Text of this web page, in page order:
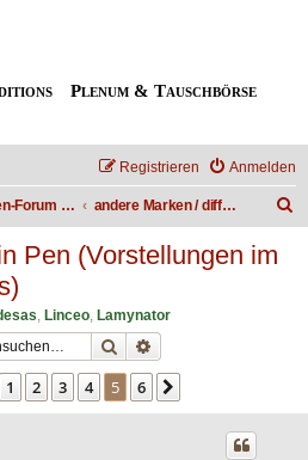
Plenum & Tauschbörse
Anmelden
Registrieren
Das Marken-Forum / The Brand forum andere Marken / different brands
Pen (Vorstellungen im
, Linceo, Lamynator
Suche
Vorherige
1 2 3 4 5 6